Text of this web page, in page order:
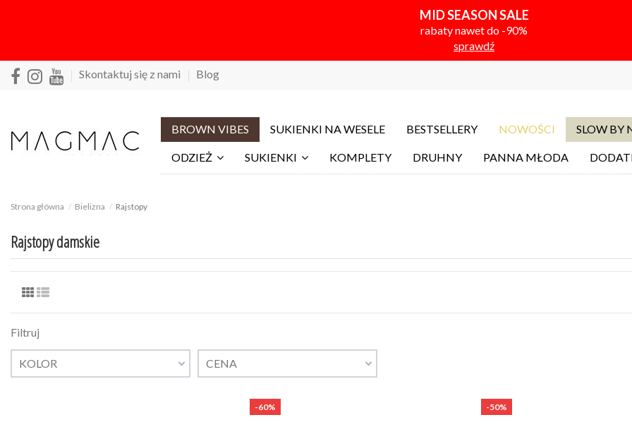
MID SEASON SALE
rabaty nawet do -90%
sprawdź
Skontaktuj się z nami Blog
BROWN VIBES SUKIENKI NA WESELE BESTSELLERY NOWOŚCI SLOW BY
ODZIEŻ SUKIENKI KOMPLETY DRUHNY PANNA MŁODA
Strona główna Bielizna Rajstopy
Rajstopy damskie
Filtruj
KOLOR CENA
-60% -50%